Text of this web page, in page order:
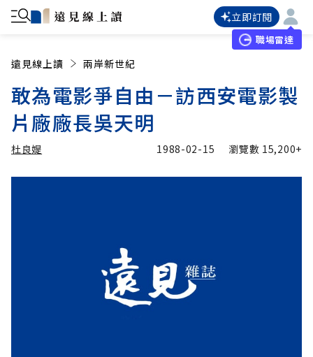
立即訂閱
職場雷達
遠見線上讀 兩岸新世紀
敢為電影爭自由－訪西安電影製
片廠廠長吳天明
杜良媞 1988-02-15 瀏覽數 15,200+